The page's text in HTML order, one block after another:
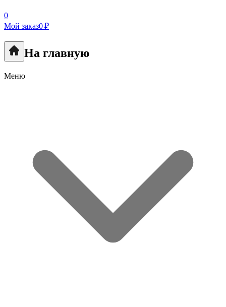
0
Мой заказ0 ₽
На главную
Меню